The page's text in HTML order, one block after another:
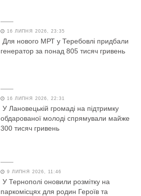
16 ЛИПНЯ 2026, 23:35
Для нового МРТ у Теребовлі придбали
генератор за понад 805 тисяч гривень
16 ЛИПНЯ 2026, 22:31
У Лановецькій громаді на підтримку
обдарованої молоді спрямували майже
300 тисяч гривень
9 ЛИПНЯ 2026, 11:46
У Тернополі оновили розмітку на
паркомісцях для родин Героїв та